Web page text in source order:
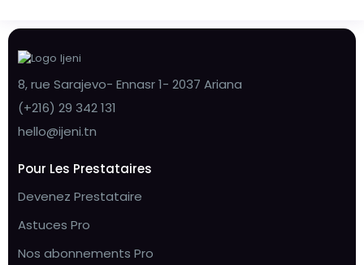
8, rue Sarajevo- Ennasr 1- 2037 Ariana
(+216) 29 342 131
hello@ijeni.tn
Pour Les Prestataires
Devenez Prestataire
Astuces Pro
Nos abonnements Pro